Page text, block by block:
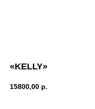
«KELLY»
15800,00 р.